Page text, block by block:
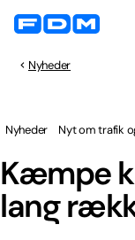
Nyheder
Kæmpe
lang
Nyheder Nyt om trafik